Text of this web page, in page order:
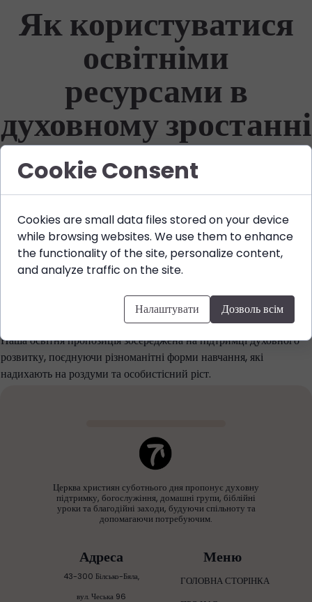
Як користуватися
освітніми
ресурсами в
духовному зростанні
Відкривайте духовний потенціал
гармонії та задоволення. Ми пропонуємо різноманітні ресурси,
такі як семінари, онлайн-курси та матеріали для самостійного
навчання, які дозволяють відкривати глибші аспекти духовності
та особистісного розвитку, допомагаючи досягти внутрішнього
Наша освітня пропозиція зосереджена на підтримці духовного
розвитку, поєднуючи різноманітні форми навчання, які
надихають на роздуми та особистісний ріст.
Церква християн суботнього дня пропонує духовну
підтримку, богослужіння, домашні групи, біблійні
уроки та благодійні заходи, будуючи спільноту та
допомагаючи потребуючим.
Меню
ГОЛОВНА СТОРІНКА
Адреса
43-300 Білсько-Бяла,
вул. Чеська 96
Cookie Consent
Cookies are small data files stored on your device
while browsing websites. We use them to enhance
the functionality of the site, personalize content,
and analyze traffic on the site.
Налаштувати Дозволь всім